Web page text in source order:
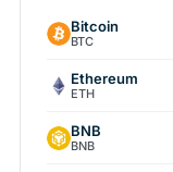
Bitcoin
BTC
Ethereum
ETH
BNB
BNB